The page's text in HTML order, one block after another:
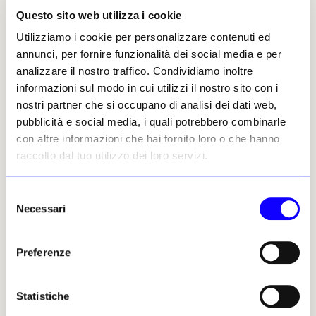
Questo sito web utilizza i cookie
Utilizziamo i cookie per personalizzare contenuti ed
annunci, per fornire funzionalità dei social media e per
analizzare il nostro traffico. Condividiamo inoltre
informazioni sul modo in cui utilizzi il nostro sito con i
nostri partner che si occupano di analisi dei dati web,
pubblicità e social media, i quali potrebbero combinarle
con altre informazioni che hai fornito loro o che hanno
raccolto dal tuo utilizzo dei loro servizi.
delNecessari
Preferenze
Statistiche
monumento insieme. I visitatori possono
entrarvi e sostare in uno spazio che appare
sospeso tra costruzione e abbandono. Lo stesso
edificio riappare in un lightbox vicino,
collocato nella smart city in cui si trova il
NOX. La doppia presenza del padiglione crea
un ponte tra la galleria e il mondo virtuale
dell’artista e ricorda che la distanza tra
immaginazione e realtà è più sottile di
costantemente prospettiva. Di volta in volta si
abitante del mondo di Lek. Le opere
interrogarsi sul destino delle macchine e
sulle pressioni che sopportano, così vicine a